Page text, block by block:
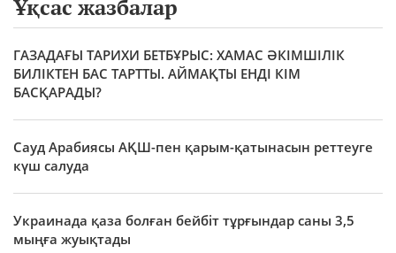
Ұқсас жазбалар
ГАЗАДАҒЫ ТАРИХИ БЕТБҰРЫС: ХАМАС ӘКІМШІЛІК
БИЛІКТЕН БАС ТАРТТЫ. АЙМАҚТЫ ЕНДІ КІМ
БАСҚАРАДЫ?
Сауд Арабиясы АҚШ-пен қарым-қатынасын реттеуге
күш салуда
Украинада қаза болған бейбіт тұрғындар саны 3,5
мыңға жуықтады